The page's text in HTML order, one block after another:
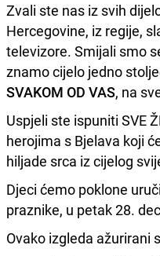
Zvali ste nas iz svih
Hercegovine, iz regije,
televizore. Smijali smo
znamo cijelo jedno
SVAKOM OD VAS, na
Uspjeli ste ispuniti SVE
herojima s Bjelava koji
hiljade srca iz cijelog
Djeci ćemo poklone
praznike, u petak 28.
Ovako izgleda ažurirani